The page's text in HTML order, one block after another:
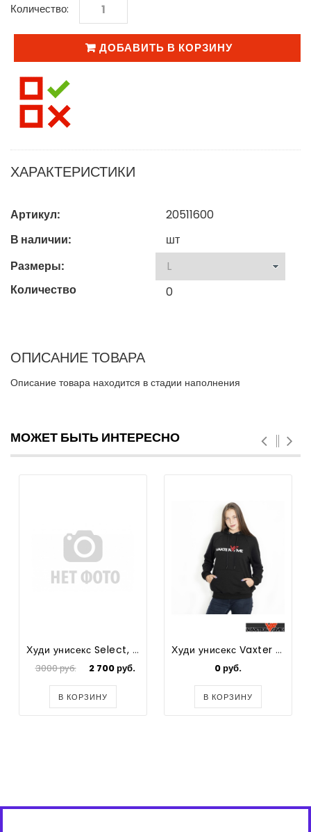
Количество:
ДОБАВИТЬ В КОРЗИНУ
ХАРАКТЕРИСТИКИ
Артикул:
20511600
В наличии:
шт
Размеры:
Количество
0
ОПИСАНИЕ ТОВАРА
Описание товара находится в стадии наполнения
МОЖЕТ БЫТЬ ИНТЕРЕСНО
Худи унисекс Select, цвет зеленый
3000 руб. 2 700 руб.
В КОРЗИНУ
Худи унисекс Vaxter Five Logo
0 руб.
В КОРЗИНУ